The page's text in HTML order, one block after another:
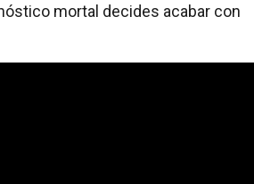
mortal decides acabar con